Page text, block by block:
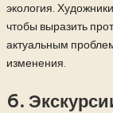
экология.
чтобы выразить
актуальным
изменения.
6.